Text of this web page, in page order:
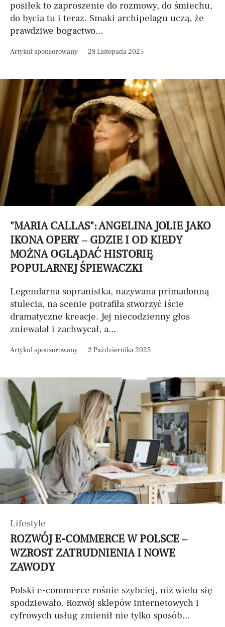
posiłek to zaproszenie do rozmowy, do śmiechu,
do bycia tu i teraz. Smaki archipelagu uczą, że
prawdziwe bogactwo...
Artykuł sponsorowany 28 Listopada 2025
"MARIA CALLAS": ANGELINA JOLIE JAKO
IKONA OPERY – GDZIE I OD KIEDY
MOŻNA OGLĄDAĆ HISTORIĘ
POPULARNEJ ŚPIEWACZKI
Legendarna sopranistka, nazywana primadonną
stulecia, na scenie potrafiła stworzyć iście
dramatyczne kreacje. Jej niecodzienny głos
zniewalał i zachwycał, a...
Artykuł sponsorowany 2 Października 2025
Lifestyle
ROZWÓJ E-COMMERCE W POLSCE –
WZROST ZATRUDNIENIA I NOWE
ZAWODY
Polski e-commerce rośnie szybciej, niż wielu się
spodziewało. Rozwój sklepów internetowych i
cyfrowych usług zmienił nie tylko sposób...